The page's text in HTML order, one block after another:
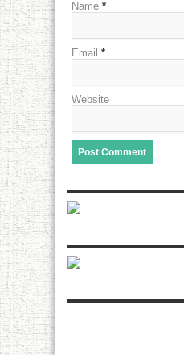
Name *
Email *
Website